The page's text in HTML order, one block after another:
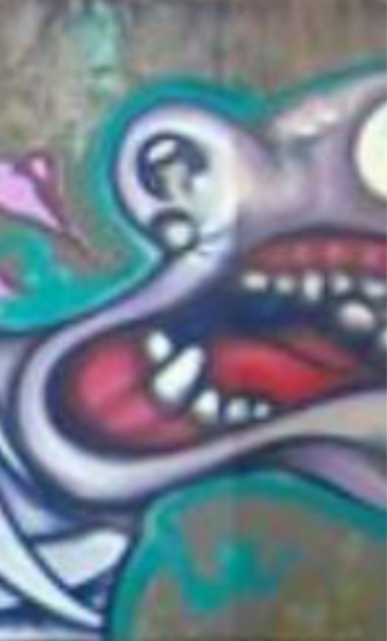
Qualidade de sono dos trabalhadores é
prejudicada pela distância e pelo tipo de
trabalho Julia Ayumi Takeashi e Tulio
Gonzaga Shiraishi A...